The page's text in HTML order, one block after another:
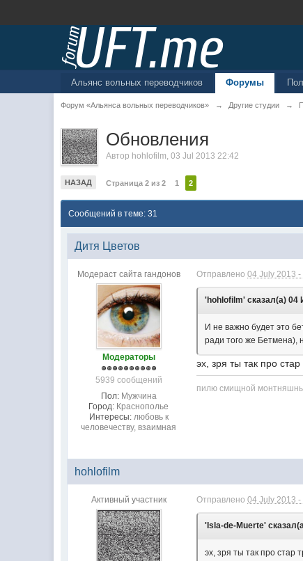
Альянс вольных переводчиков Форумы
Форум «Альянса вольных переводчиков» → Другие студии →
Обновления
Автор hohlofilm,03 Jul 2013 22:42
НАЗАД Страница 2 из 2 1 2
Сообщений в теме: 31
Дитя Цветов
Модераст сайта гандонов
Модераторы
5939 сообщений
Пол: Мужчина
Город: Краснополье
Интересы: любовь к
человечеству, взаимная
Отправлено04 July 2013 -
'hohlofilm' сказал(а) 04
И не важно будет это
ради того же Бетмена),
эх, зря ты так про
пилю смищной
hohlofilm
Активный участник Отправлено04 July 2013 -
'Isla-de-Muerte'
эх, зря ты так про стар